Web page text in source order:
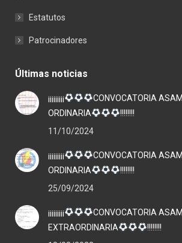
Estatutos
Patrocinadores
Últimas noticias
¡¡¡¡¡¡¡¡¡
CONVOCATORIA
ORDINARIA
!!!!!!!!
11/10/2024
¡¡¡¡¡¡¡¡¡
CONVOCATORIA
ORDINARIA
!!!!!!!!
25/09/2024
¡¡¡¡¡¡¡¡¡
CONVOCATORIA
EXTRAORDINARIA
!!!!!!!!